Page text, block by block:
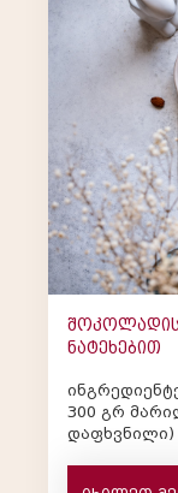
შოკოლადის
ნატეხებით
ინგრედიენტები: შავი შოკოლადი
300 გრ მარილიანი ჩიფსები: 1 ჭიქა (მსუბუქად
დაფხვნილი) მოხალული ნუში: ½ ჭიქა